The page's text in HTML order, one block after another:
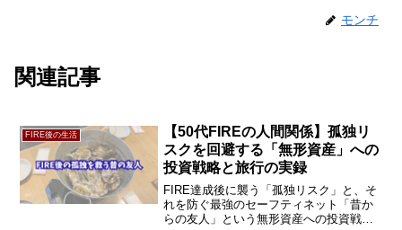
モンチ
関連記事
FIRE後の生活
【50代FIREの人間関係】孤独リ
スクを回避する「無形資産」への
投資戦略と旅行の実録
FIRE達成後に襲う「孤独リスク」と、そ
れを防ぐ最強のセーフティネット「昔か
らの友人」という無形資産への投資戦略